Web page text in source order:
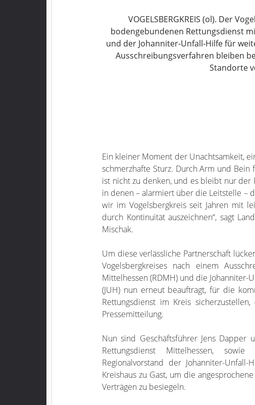
Datenschutzerklärung
VOGELSBERGKREIS (ol). Der
bodengebundenen Rettungsdienst
und der Johanniter-Unfall-Hilfe für
Ausschreibungsverfahren bleiben
Standorte
Ein kleiner Moment der Unachtsamkeit,
schmerzhafte Sturz. Durch Arm und Bein
ist nicht zu denken, und es bleibt nur der
in denen – alarmiert über die Leitstelle –
wir im Vogelsbergkreis seit Jahren mit
durch Kontinuität auszeichnen“, sagt
Mischak.
Um diese verlässliche Partnerschaft
Vogelsbergkreises nach einem
Mittelhessen (RDMH) und die
(JUH) nun erneut beauftragt, für die
Rettungsdienst im Kreis
Pressemitteilung.
Nun sind Geschäftsführer Jens Dapper
Rettungsdienst Mittelhessen, sowie
Regionalvorstand der Johanniter-
Kreishaus zu Gast, um die
Verträgen zu besiegeln.